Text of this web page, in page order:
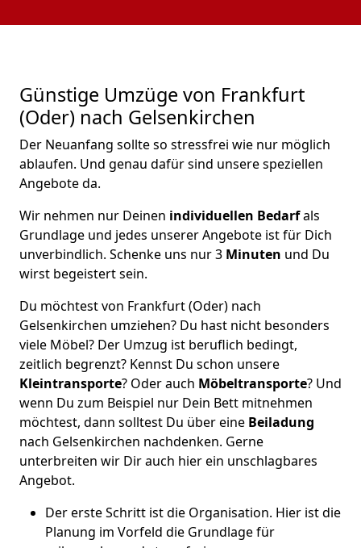
Günstige Umzüge von Frankfurt
(Oder) nach Gelsenkirchen
Der Neuanfang sollte so stressfrei wie nur möglich
ablaufen. Und genau dafür sind unsere speziellen
Angebote da.
Wir nehmen nur Deinen individuellen Bedarfals
Grundlage und jedes unserer Angebote ist für Dich
unverbindlich. Schenke uns nur 3 Minuten und Du
wirst begeistert sein.
Du möchtest von Frankfurt (Oder) nach
Gelsenkirchen umziehen? Du hast nicht besonders
viele Möbel? Der Umzug ist beruflich bedingt,
zeitlich begrenzt? Kennst Du schon unsere
Kleintransporte? Oder auch Möbeltransporte? Und
wenn Du zum Beispiel nur Dein Bett mitnehmen
möchtest, dann solltest Du über eine Beiladung
nach Gelsenkirchen nachdenken. Gerne
unterbreiten wir Dir auch hier ein unschlagbares
Angebot.
Der erste Schritt ist die Organisation. Hier ist die
Planung im Vorfeld die Grundlage für